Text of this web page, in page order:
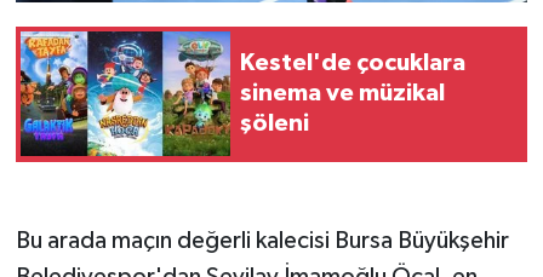
Kestel'de çocuklara
sinema ve müzikal
şöleni
Bu arada maçın değerli kalecisi Bursa Büyükşehir